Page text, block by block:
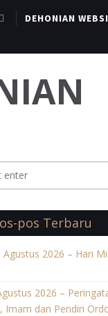
DEHONIAN
pos Terbaru
Agustus 2026 – Hari
2026 –
Imam dan Pendiri